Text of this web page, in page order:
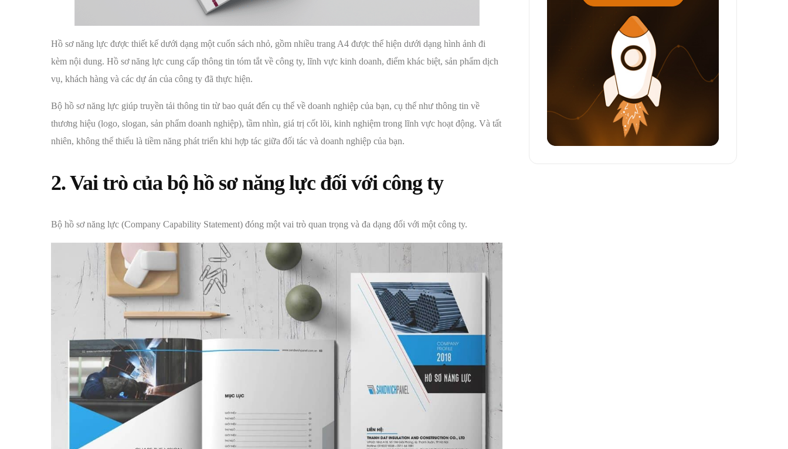
Hồ sơ năng lực được thiết kế dưới dạng một cuốn sách nhỏ, gồm nhiều trang A4 được thể hiện dưới dạng hình ảnh đi
kèm nội dung. Hồ sơ năng lực cung cấp thông tin tóm tắt về công ty, lĩnh vực kinh doanh, điểm khác biệt, sản phẩm dịch
vụ, khách hàng và các dự án của công ty đã thực hiện.
Bộ hồ sơ năng lực giúp truyền tải thông tin từ bao quát đến cụ thể về doanh nghiệp của bạn, cụ thể như thông tin về
thương hiệu (logo, slogan, sản phẩm doanh nghiệp), tầm nhìn, giá trị cốt lõi, kinh nghiệm trong lĩnh vực hoạt động. Và tất
nhiên, không thể thiếu là tiềm năng phát triển khi hợp tác giữa đối tác và doanh nghiệp của bạn.
2. Vai trò của bộ hồ sơ năng lực đối với công ty
Bộ hồ sơ năng lực (Company Capability Statement) đóng một vai trò quan trọng và đa dạng đối với một công ty.